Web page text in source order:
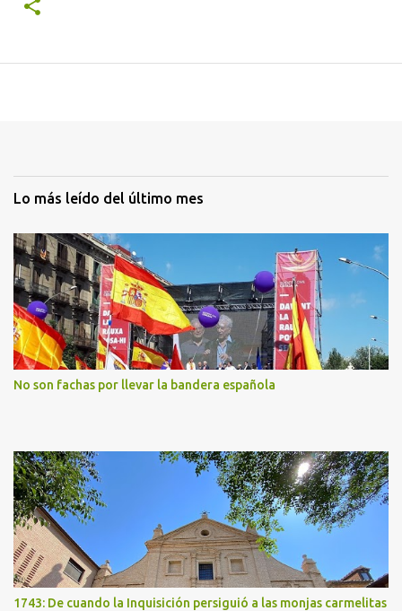
Lo más leído del último mes
No son fachas por llevar la bandera española
1743: De cuando la Inquisición persiguió a las monjas carmelitas